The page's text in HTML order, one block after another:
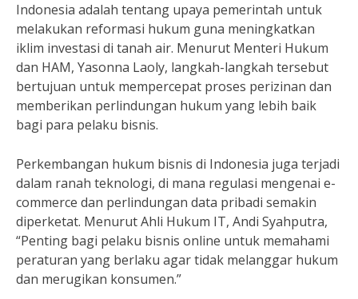
Indonesia adalah tentang upaya pemerintah untuk
melakukan reformasi hukum guna meningkatkan
iklim investasi di tanah air. Menurut Menteri Hukum
dan HAM, Yasonna Laoly, langkah-langkah tersebut
bertujuan untuk mempercepat proses perizinan dan
memberikan perlindungan hukum yang lebih baik
bagi para pelaku bisnis.
Perkembangan hukum bisnis di Indonesia juga terjadi
dalam ranah teknologi, di mana regulasi mengenai e-
commerce dan perlindungan data pribadi semakin
diperketat. Menurut Ahli Hukum IT, Andi Syahputra,
“Penting bagi pelaku bisnis online untuk memahami
peraturan yang berlaku agar tidak melanggar hukum
dan merugikan konsumen.”